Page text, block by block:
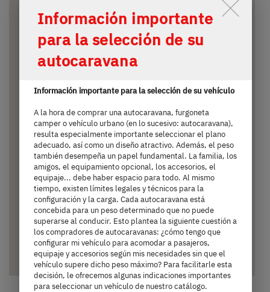
T 45
71.190,– €
Precio a partir dea)
3 personas
Plazas para dormir
6,68 m
Longitud
3500 kg
Masa máxima técnicamente admisible
Seleccionado
Durch Scrolling wird der
Información importante
para la selección de su
autocaravana
Información importante para la selección de su vehículo
A la hora de comprar una autocaravana, furgoneta
camper o vehículo urbano (en lo sucesivo: autocaravana),
resulta especialmente importante seleccionar el plano
adecuado, así como un diseño atractivo. Además, el peso
también desempeña un papel fundamental. La familia, los
amigos, el equipamiento opcional, los accesorios, el
equipaje... debe haber espacio para todo. Al mismo
tiempo, existen límites legales y técnicos para la
configuración y la carga. Cada autocaravana está
concebida para un peso determinado que no puede
superarse al conducir. Esto plantea la siguiente cuestión a
los compradores de autocaravanas: ¿cómo tengo que
configurar mi vehículo para acomodar a pasajeros,
equipaje y accesorios según mis necesidades sin que el
vehículo supere dicho peso máximo? Para facilitarle esta
decisión, le ofrecemos algunas indicaciones importantes
para seleccionar un vehículo de nuestro catálogo.